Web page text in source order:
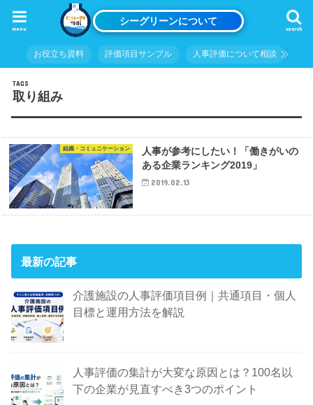
シーグリーンについて
search
menu
お役立ち資料 評価項目サンプル 人事評価について相談
取り組み
組織・コミュニケーション
人事が参考にしたい！「働きがいの
ある企業ランキング2019」
2019.02.13
最新の記事
介護施設の人事評価項目例｜共通項目・個人
目標と運用方法を解説
人事評価の集計が大変な原因とは？100名以
下の企業が見直すべき3つのポイント